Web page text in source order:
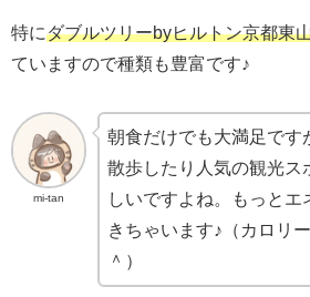
特にダブルツリーbyヒルトン京都東
ていますので種類も豊富です♪
mi-tan
朝食だけでも大満足です
散歩したり人気の観光ス
しいですよね。もっと
きちゃいます♪（カロリ
＾）